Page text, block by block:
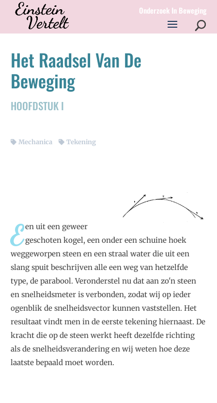
Onderzoek In Beweging
Het Raadsel Van De
Beweging
HOOFDSTUK I
Mechanica Tekening
Een uit een geweer
geschoten kogel, een onder een schuine hoek
weggeworpen steen en een straal water die uit een
slang spuit beschrijven alle een weg van hetzelfde
type, de parabool. Veronderstel nu dat aan zo'n steen
en snelheidsmeter is verbonden, zodat wij op ieder
ogenblik de snelheidsvector kunnen vaststellen. Het
resultaat vindt men in de eerste tekening hiernaast. De
kracht die op de steen werkt heeft dezelfde richting
als de snelheidsverandering en wij weten hoe deze
laatste bepaald moet worden.